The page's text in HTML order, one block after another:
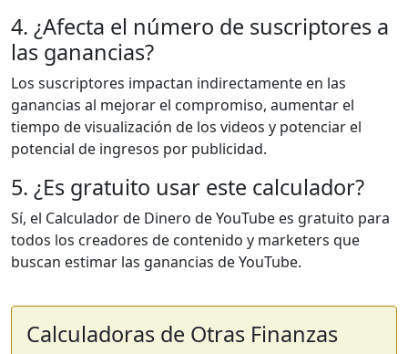
4. ¿Afecta el número de suscriptores a
las ganancias?
Los suscriptores impactan indirectamente en las
ganancias al mejorar el compromiso, aumentar el
tiempo de visualización de los videos y potenciar el
potencial de ingresos por publicidad.
5. ¿Es gratuito usar este calculador?
Sí, el Calculador de Dinero de YouTube es gratuito para
todos los creadores de contenido y marketers que
buscan estimar las ganancias de YouTube.
Calculadoras de Otras Finanzas